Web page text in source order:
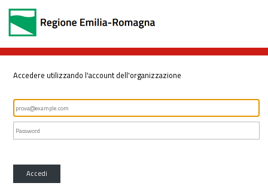
Accedere utilizzando l'account dell'organizzazione
Accedi